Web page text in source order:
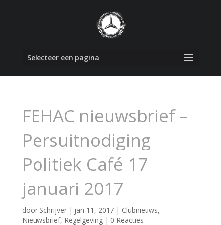
Selecteer een pagina
FEHAC nieuwsbrief –
Persuitnodiging
Politiek Café 17
januari 2017
door Schrijver| jan 11, 2017| Clubnieuws,
Nieuwsbrief, Regelgeving| 0 Reacties